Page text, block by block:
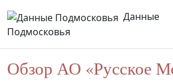
Данные
Подмосковья
Обзор АО «Русское